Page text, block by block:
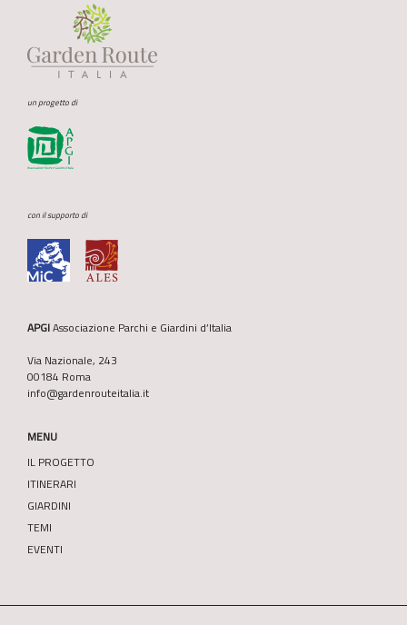
un progetto di
con il supporto di
APGIAssociazione Parchi e Giardini d’Italia
Via Nazionale, 243
00184 Roma
info@gardenrouteitalia.it
MENU
IL PROGETTO
ITINERARI
GIARDINI
TEMI
EVENTI